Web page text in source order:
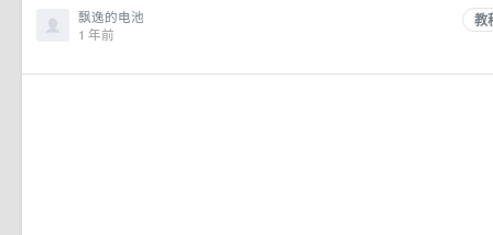
教
飘逸的电池
1 年前